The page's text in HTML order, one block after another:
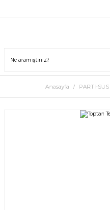
Anasayfa PARTİ-SÜS